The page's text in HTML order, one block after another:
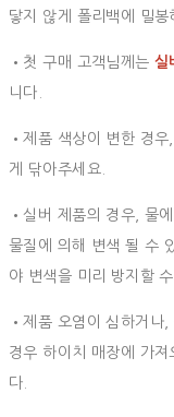
닿지 않게 폴리백에 밀봉
•첫 구매 고객님께는실
니다.
•제품 색상이 변한 경
게 닦아주세요.
•실버 제품의 경우, 물
물질에 의해 변색 될 수
야 변색을 미리 방지할
•제품 오염이 심하거나
경우 하이치 매장에 가
다.